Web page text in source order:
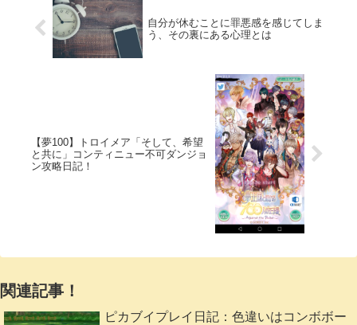
自分が休むことに罪悪感を感じてしま
う、その裏にある心理とは
【夢100】トロイメア「そして、希望
と共に」コンティニュー不可ダンジョ
ン攻略日記！
関連記事！
ピカブイプレイ日記：色違いはコンボボー